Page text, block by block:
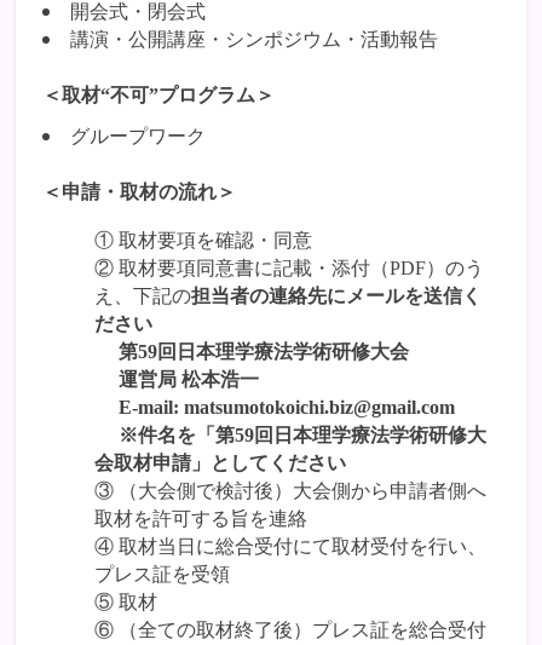
開会式・閉会式
講演・公開講座・シンポジウム・活動報告
＜取材“不可”プログラム＞
グループワーク
＜申請・取材の流れ＞
① 取材要項を確認・同意
② 取材要項同意書に記載・添付（PDF）のう
え、下記の担当者の連絡先にメールを送信く
ださい
第59回日本理学療法学術研修大会
運営局 松本浩一
E-mail: matsumotokoichi.biz@gmail.com
※件名を「第59回日本理学療法学術研修大
会取材申請」としてください
③ （大会側で検討後）大会側から申請者側へ
取材を許可する旨を連絡
④ 取材当日に総合受付にて取材受付を行い、
プレス証を受領
⑤ 取材
⑥ （全ての取材終了後）プレス証を総合受付